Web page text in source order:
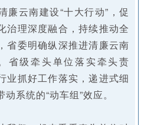
廉云南建设“十大行动”，促
治理深度融合，持续推动全
省委明确纵深推进清廉云南
省级牵头单位落实牵头责
业抓好工作落实，递进式细
系统的“动车组”效应。